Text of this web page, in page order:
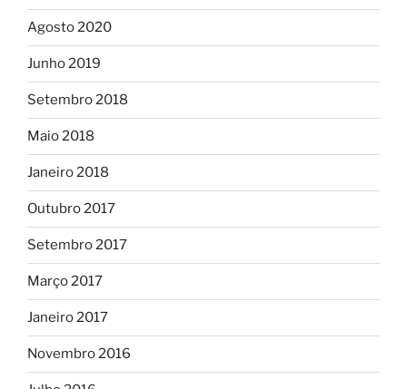
Agosto 2020
Junho 2019
Setembro 2018
Maio 2018
Janeiro 2018
Outubro 2017
Setembro 2017
Março 2017
Janeiro 2017
Novembro 2016